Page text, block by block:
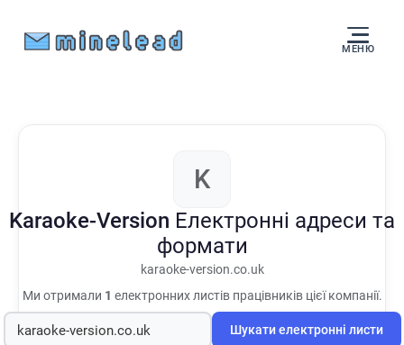
МЕНЮ
K
Karaoke-Version Електронні адреси та
формати
karaoke-version.co.uk
Ми отримали 1 електронних листів працівників цієї компанії.
Шукати електронні листи